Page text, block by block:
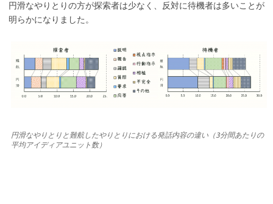
円滑なやりとりの方が探索者は少なく、反対に待機者は多いことが
明らかになりました。
円滑なやりとりと難航したやりとりにおける発話内容の違い（3分間あたりの
平均アイディアユニット数）